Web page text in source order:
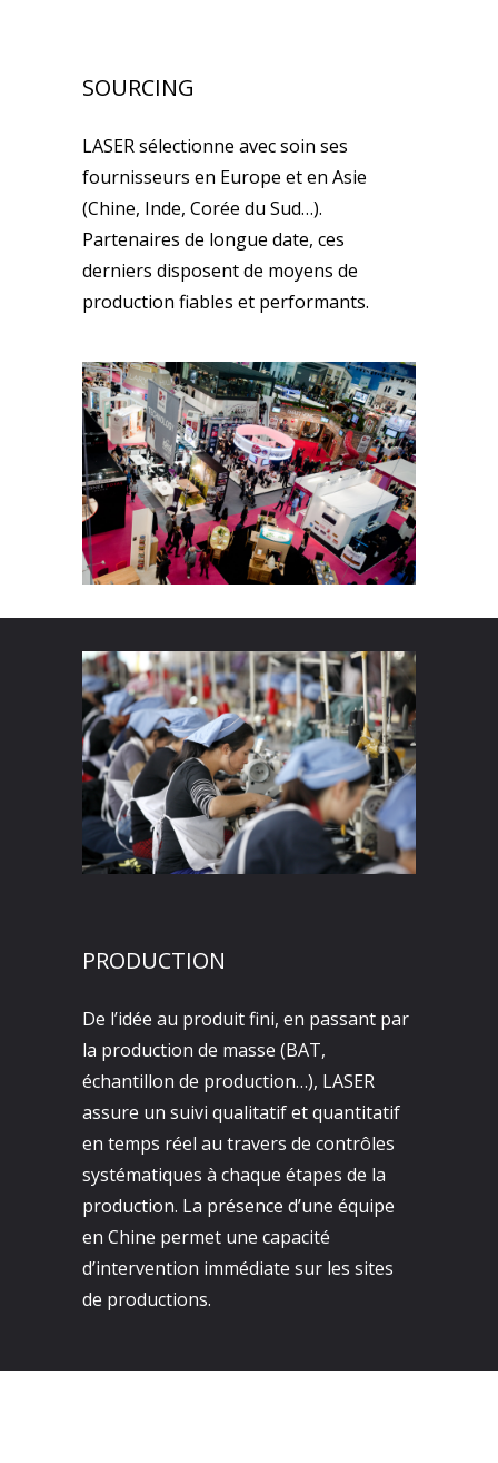
SOURCING
LASER sélectionne avec soin ses
fournisseurs en Europe et en Asie
(Chine, Inde, Corée du Sud…).
Partenaires de longue date, ces
derniers disposent de moyens de
production fiables et performants.
PRODUCTION
De l’idée au produit fini, en passant par
la production de masse (BAT,
échantillon de production…), LASER
assure un suivi qualitatif et quantitatif
en temps réel au travers de contrôles
systématiques à chaque étapes de la
production. La présence d’une équipe
en Chine permet une capacité
d’intervention immédiate sur les sites
de productions.